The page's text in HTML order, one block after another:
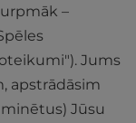
–
Jums
apstrādāsim
Jūsu